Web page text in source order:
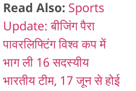
Read Also: Sports
Update: बीजिंग पैरा
पावरलिफ्टिंग विश्व कप में
भाग ली 16 सदस्यीय
भारतीय टीम, 17 जून से होई